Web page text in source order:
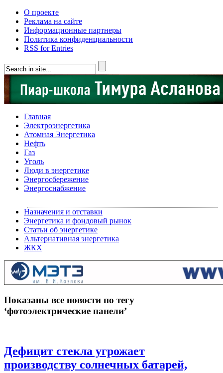
О проекте
Реклама на сайте
Информационные партнеры
Политика конфиденциальности
RSS for Entries
Главная
Электроэнергетика
Атомная Энергетика
Нефть
Газ
Уголь
Люди в энергетике
Энергосбережение
Энергоснабжение
Назначения и отставки
Энергетика и фондовый рынок
Статьи об энергетике
Альтернативная энергетика
ЖКХ
Показаны все новости по тегу
‘фотоэлектрические панели’
Дефицит стекла угрожает
производству солнечных батарей,